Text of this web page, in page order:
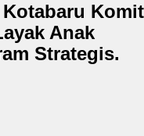
Komit
Anak
Strategis.